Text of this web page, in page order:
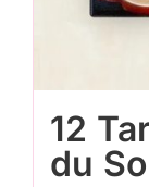
12
du